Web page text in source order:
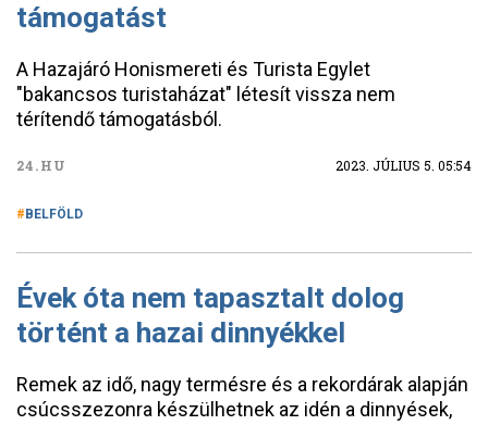
támogatást
A Hazajáró Honismereti és Turista Egylet
"bakancsos turistaházat" létesít vissza nem
térítendő támogatásból.
24.HU 2023. JÚLIUS 5. 05:54
BELFÖLD
Évek óta nem tapasztalt dolog
történt a hazai dinnyékkel
Remek az idő, nagy termésre és a rekordárak alapján
csúcsszezonra készülhetnek az idén a dinnyések,